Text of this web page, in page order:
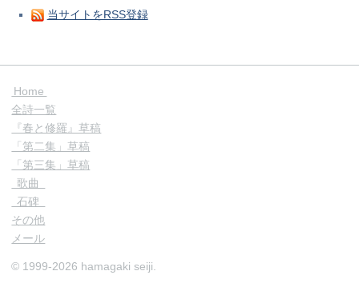
当サイトをRSS登録
Home
全詩一覧
『春と修羅』草稿
「第二集」草稿
「第三集」草稿
歌曲
石碑
その他
メール
© 1999-2026 hamagaki seiji.